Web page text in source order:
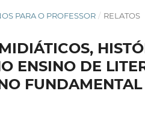
PARA O PROFESSOR / RELATOS
ENSINO DE
FUNDAMENTAL